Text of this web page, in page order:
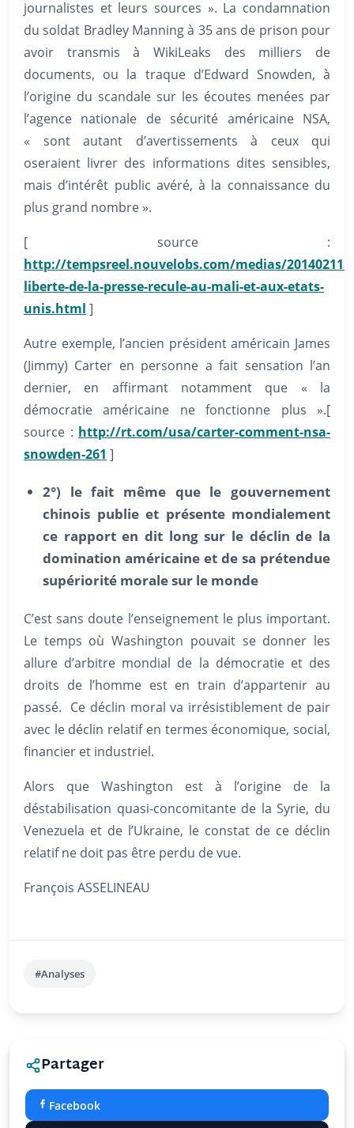
journalistes et leurs sources ». La condamnation
du soldat Bradley Manning à 35 ans de prison pour
avoir transmis à WikiLeaks des milliers de
documents, ou la traque d’Edward Snowden, à
l’origine du scandale sur les écoutes menées par
l’agence nationale de sécurité américaine NSA,
« sont autant d’avertissements à ceux qui
oseraient livrer des informations dites sensibles,
mais d’intérêt public avéré, à la connaissance du
plus grand nombre ».
[ source :
http://tempsreel.nouvelobs.com/medias/
liberte-de-la-presse-recule-au-mali-et-aux-etats-
unis.html ]
Autre exemple, l’ancien président américain James
(Jimmy) Carter en personne a fait sensation l’an
dernier, en affirmant notamment que « la
démocratie américaine ne fonctionne plus ».[
source : http://rt.com/usa/carter-comment-nsa-
snowden-261 ]
2°) le fait même que le gouvernement
chinois publie et présente mondialement
ce rapport en dit long sur le déclin de la
domination américaine et de sa prétendue
supériorité morale sur le monde
C’est sans doute l’enseignement le plus important.
Le temps où Washington pouvait se donner les
allure d’arbitre mondial de la démocratie et des
droits de l’homme est en train d’appartenir au
passé. Ce déclin moral va irrésistiblement de pair
avec le déclin relatif en termes économique, social,
financier et industriel.
Alors que Washington est à l’origine de la
déstabilisation quasi-concomitante de la Syrie, du
Venezuela et de l’Ukraine, le constat de ce déclin
relatif ne doit pas être perdu de vue.
François ASSELINEAU
#Analyses
Partager
Facebook